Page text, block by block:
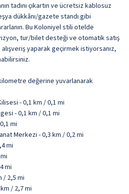
tadını çıkartın ve ücretsiz kablosuz
dükkânı/gazete standı gibi
Bu Koloniyel stili otelde
tur/bilet desteği ve otomatik satış
yaparak geçirmek istiyorsanız,
değerine yuvarlanarak
- 0,1 km / 0,1 mi
- 0,1 km / 0,1 mi
mi
Merkezi - 0,3 km / 0,2 mi
mi
mi
/ 2,5 mi
/ 2,7 mi